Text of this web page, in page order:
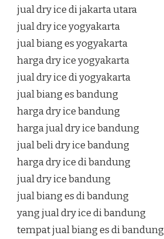
jual dry ice di jakarta utara
jual dry ice yogyakarta
jual biang es yogyakarta
harga dry ice yogyakarta
jual dry ice di yogyakarta
jual biang es bandung
harga dry ice bandung
harga jual dry ice bandung
jual beli dry ice bandung
harga dry ice di bandung
jual dry ice bandung
jual biang es di bandung
yang jual dry ice di bandung
tempat jual biang es di bandung